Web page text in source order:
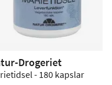
Drogeriet
- 180 kapslar